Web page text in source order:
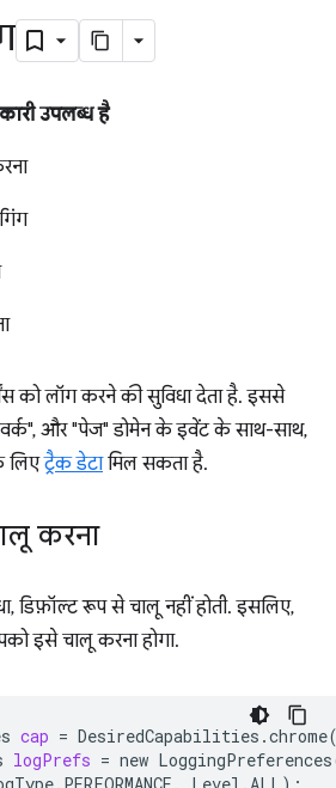
उपलब्ध है
को लॉग करने की सुविधा देता है. इससे
और "पेज" डोमेन के इवेंट के साथ-साथ,
लिएट्रैक डेटामिल सकता है.
करना
डिफ़ॉल्ट रूप से चालू नहीं होती. इसलिए,
इसे चालू करना होगा.
cap = DesiredCapabilities.chrome
logPrefs = new LoggingPreferences